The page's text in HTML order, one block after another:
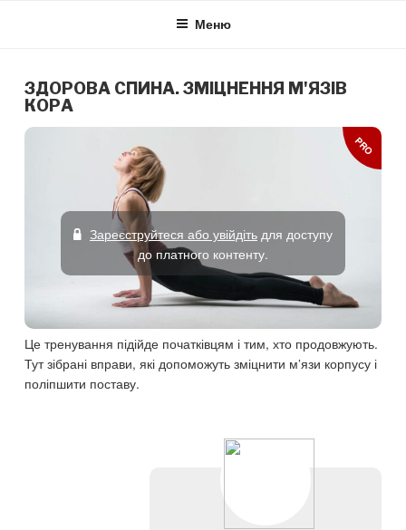
Меню
ЗДОРОВА СПИНА. ЗМІЦНЕННЯ М'ЯЗІВ
КОРА
PRO
Зареєструйтеся або увійдітьдля доступу
до платного контенту.
Це тренування підійде початківцям і тим, хто продовжують.
Тут зібрані вправи, які допоможуть зміцнити м’язи корпусу і
поліпшити поставу.